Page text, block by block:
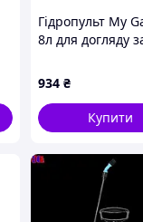
Гідропульт My
8л для догляду
934 ₴
Купити